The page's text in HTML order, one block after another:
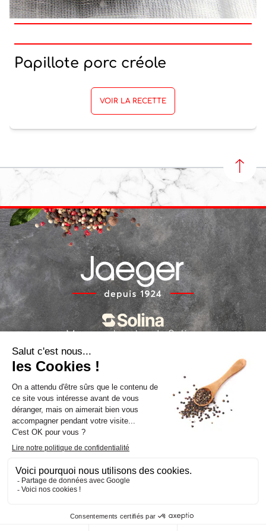
Papillote porc créole
VOIR LA RECETTE
Marques locales de Solina
La politique de confidentialité